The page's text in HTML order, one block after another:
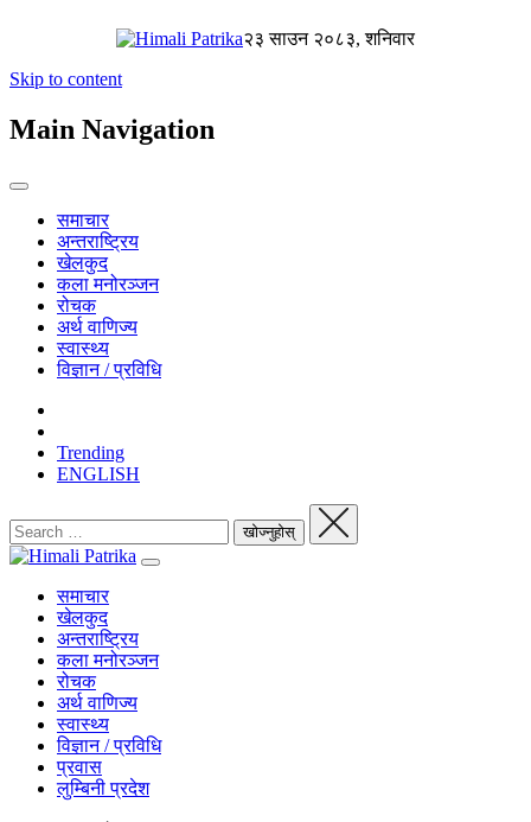
२३ साउन २०८३, शनिवार
Skip to content
Main Navigation
समाचार
अन्तराष्ट्रिय
खेलकुद
कला मनोरञ्जन
रोचक
अर्थ वाणिज्य
स्वास्थ्य
विज्ञान / प्रविधि
Trending
ENGLISH
समाचार
खेलकुद
अन्तराष्ट्रिय
कला मनोरञ्जन
रोचक
अर्थ वाणिज्य
स्वास्थ्य
विज्ञान / प्रविधि
प्रवास
लुम्बिनी प्रदेश